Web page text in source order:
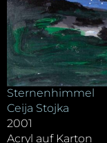
Sternenhimmel
Ceija Stojka
2001
Acryl auf Karton